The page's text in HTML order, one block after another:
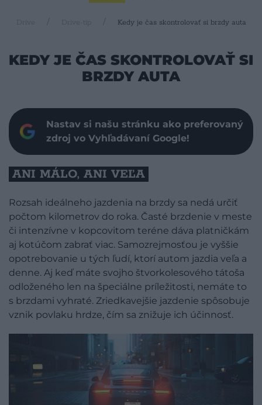
Drive Drive-tip Kedy je čas skontrolovať si brzdy auta
KEDY JE ČAS SKONTROLOVAŤ SI
BRZDY AUTA
Nastav si našu stránku ako preferovaný
zdroj vo Vyhľadávaní Google!
ANI MÁLO, ANI VEĽA
Rozsah ideálneho jazdenia na brzdy sa nedá určiť
počtom kilometrov do roka. Časté brzdenie v meste
či intenzívne v kopcovitom teréne dáva platničkám
aj kotúčom zabrať viac. Samozrejmosťou je vyššie
opotrebovanie u tých ľudí, ktorí autom jazdia veľa a
denne. Aj keď máte svojho štvorkolesového tátoša
odloženého len na špeciálne príležitosti, nemáte to
s brzdami vyhraté. Zriedkavejšie jazdenie spôsobuje
vznik povlaku hrdze, čím sa znižuje ich účinnosť.